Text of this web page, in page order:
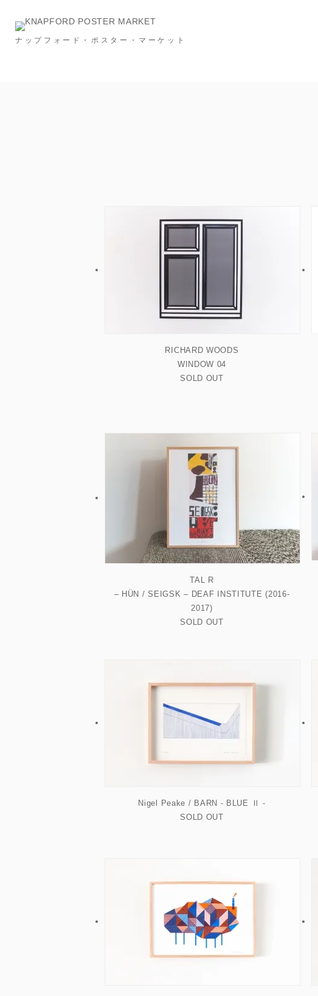
ナップフォード・ポスター・マーケット
～￥20,000 ～￥30,000
MIDIUM（～W60cm）
RICHARD WOODS
WINDOW 04
SOLD OUT
TAL R
– HÜN / SEIGSK – DEAF INSTITUTE (2016-
2017)
SOLD OUT
Nigel Peake / BARN - BLUE Ⅱ -
SOLD OUT